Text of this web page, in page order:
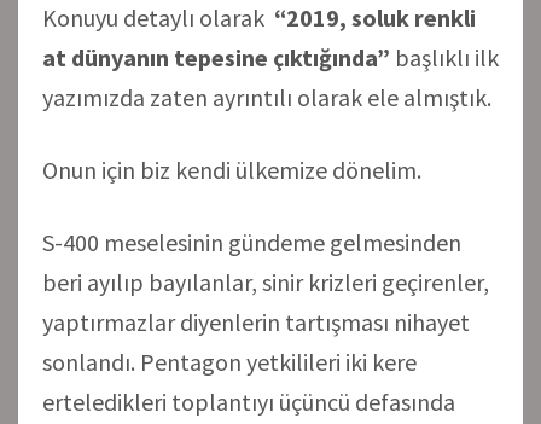
Konuyu detaylı olarak “2019, soluk renkli
at dünyanın tepesine çıktığında” başlıklı ilk
yazımızda zaten ayrıntılı olarak ele almıştık.
Onun için biz kendi ülkemize dönelim.
S-400 meselesinin gündeme gelmesinden
beri ayılıp bayılanlar, sinir krizleri geçirenler,
yaptırmazlar diyenlerin tartışması nihayet
sonlandı. Pentagon yetkilileri iki kere
erteledikleri toplantıyı üçüncü defasında